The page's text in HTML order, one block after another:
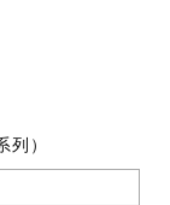
列）